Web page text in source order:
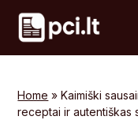
Skip
content
Home »Kaimiški
receptai ir autentiškas